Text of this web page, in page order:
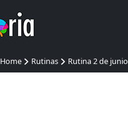
Home Rutinas Rutina 2 de junio